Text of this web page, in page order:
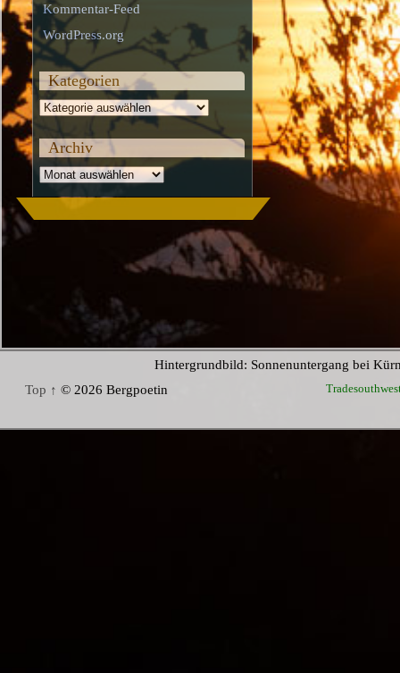
Kommentar-Feed
WordPress.org
Kategorien
Kategorien
Archiv
Archiv
Hintergrundbild: Sonnenuntergang bei
Top ↑ © 2026 Bergpoetin